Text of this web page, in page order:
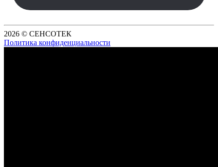
2026 © СЕНСОТЕК
Политика конфиденциальности